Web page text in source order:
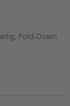
Fold-Down